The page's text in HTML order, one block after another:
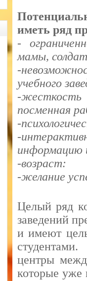
иметь ряд
-
мамы,
-
учебного
-жесткость
посменная
-
-
информацию
-возраст:
-желание
Целый ряд
заведений
и имеют
центры
которые уже